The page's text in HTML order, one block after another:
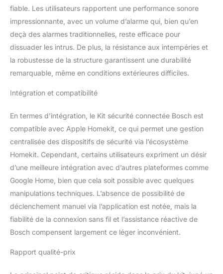
fiable. Les utilisateurs rapportent une performance sonore
impressionnante, avec un volume d’alarme qui, bien qu’en
deçà des alarmes traditionnelles, reste efficace pour
dissuader les intrus. De plus, la résistance aux intempéries et
la robustesse de la structure garantissent une durabilité
remarquable, même en conditions extérieures difficiles.
Intégration et compatibilité
En termes d’intégration, le Kit sécurité connectée Bosch est
compatible avec Apple Homekit, ce qui permet une gestion
centralisée des dispositifs de sécurité via l’écosystème
Homekit. Cependant, certains utilisateurs expriment un désir
d’une meilleure intégration avec d’autres plateformes comme
Google Home, bien que cela soit possible avec quelques
manipulations techniques. L’absence de possibilité de
déclenchement manuel via l’application est notée, mais la
fiabilité de la connexion sans fil et l’assistance réactive de
Bosch compensent largement ce léger inconvénient.
Rapport qualité-prix